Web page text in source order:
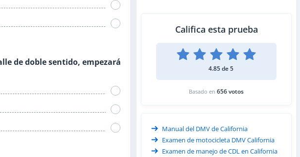
de doble sentido, empezará
Califica esta prueba
4.85 de 5
Basado en 656 votos
Manual del DMV de California
Examen de motocicleta DMV California
Examen de manejo de CDL en California